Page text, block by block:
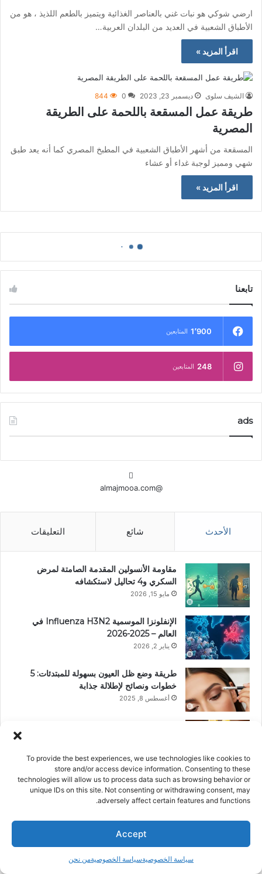
To provide the best experiences, we use technologies like cookies to
store and/or access device information. Consenting to these
technologies will allow us to process data such as browsing behavior or
unique IDs on this site. Not consenting or withdrawing consent, may
adversely affect certain features and functions.
Accept
سياسة الخصوصيةسياسة الخصوصيةمن نحن
ارضي شوكي هو نبات غني بالعناصر الغذائية ويتميز بالطعم اللذيذ ، هو من
الأطباق الشعبية في العديد من البلدان العربية…
اقرأ المزيد »
الشيف سلوى ديسمبر 23, 2023 0
844
طريقة عمل المسقعة باللحمة على الطريقة
المصرية
المسقعة من أشهر الأطباق الشعبية في المطبخ المصري كما أنه يعد طبق
شهي ومميز لوجبة غداء أو عشاء
اقرأ المزيد »
تابعنا
1٬900 المتابعين
248 المتابعين
ads
@almajmooa.com
الأحدث شائع التعليقات
مقاومة الأنسولين المقدمة الصامتة لمرض
السكري و4 تحاليل لاستكشافه
مايو 15, 2026
الإنفلونزا الموسمية Influenza H3N2 في
العالم – 2025-2026
يناير 2, 2026
طريقة وضع ظل العيون بسهولة للمبتدئات: 5
خطوات ونصائح لإطلالة جذابة
أغسطس 8, 2025
يا مسافر … تعاون مميز بين ناصيف زيتون وزهير
بهاوي في 2025
أغسطس 1, 2025
ف
ب
ا
ت
‫